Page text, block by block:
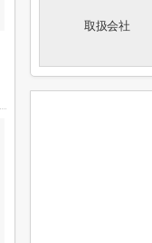
取扱会社